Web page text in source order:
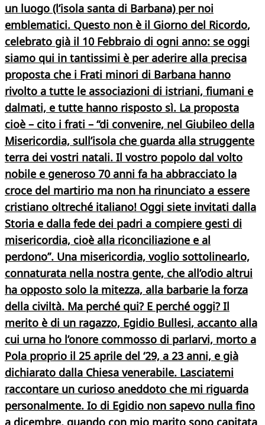
un luogo (l’isola santa di Barbana) per noi
emblematici. Questo non è il Giorno del Ricordo,
celebrato già il 10 Febbraio di ogni anno: se oggi
siamo qui in tantissimi è per aderire alla precisa
proposta che i Frati minori di Barbana hanno
rivolto a tutte le associazioni di istriani, fiumani e
dalmati, e tutte hanno risposto sì. La proposta
cioè – cito i frati – “di convenire, nel Giubileo della
Misericordia, sull’isola che guarda alla struggente
terra dei vostri natali. Il vostro popolo dal volto
nobile e generoso 70 anni fa ha abbracciato la
croce del martirio ma non ha rinunciato a essere
cristiano oltreché italiano! Oggi siete invitati dalla
Storia e dalla fede dei padri a compiere gesti di
misericordia, cioè alla riconciliazione e al
perdono”. Una misericordia, voglio sottolinearlo,
connaturata nella nostra gente, che all’odio altrui
ha opposto solo la mitezza, alla barbarie la forza
della civiltà. Ma perché qui? E perché oggi? Il
merito è di un ragazzo, Egidio Bullesi, accanto alla
cui urna ho l’onore commosso di parlarvi, morto a
Pola proprio il 25 aprile del ‘29, a 23 anni, e già
dichiarato dalla Chiesa venerabile. Lasciatemi
raccontare un curioso aneddoto che mi riguarda
personalmente. Io di Egidio non sapevo nulla fino
a dicembre, quando con mio marito sono capitata